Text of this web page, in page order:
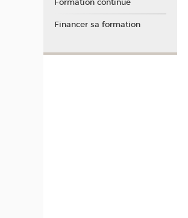
Formation continue
Financer sa formation